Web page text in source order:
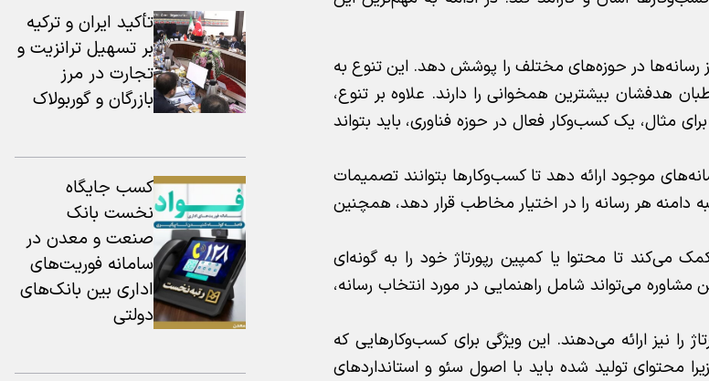
رسانه‌ها در حوزه‌های مختلف را پوشش دهد. این تنوع به
هدفشان بیشترین همخوانی را دارند. علاوه بر تنوع،
مثال، یک کسب‌وکار فعال در حوزه فناوری، باید بتواند
موجود ارائه دهد تا کسب‌وکارها بتوانند تصمیمات
دامنه هر رسانه را در اختیار مخاطب قرار دهد، همچنین
می‌کند تا محتوا یا کمپین رپورتاژ خود را به گونه‌ای
مشاوره می‌تواند شامل راهنمایی در مورد انتخاب رسانه،
را نیز ارائه می‌دهند. این ویژگی برای کسب‌وکارهایی که
محتوای تولید شده باید با اصول سئو و استانداردهای
تأکید ایران و ترکیه
بر تسهیل ترانزیت و
تجارت در مرز
بازرگان و گوربولاک
كسب جایگاه
نخست بانك
صنعت و معدن در
سامانه فوریت‌های
اداری بین بانك‌های
دولتی